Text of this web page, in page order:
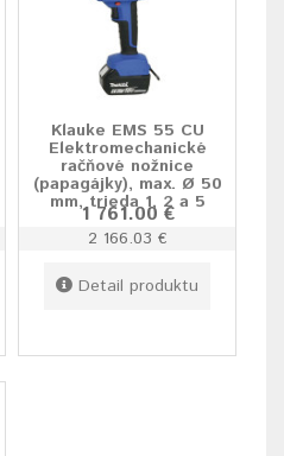
Klauke EMS 55 CU
Elektromechanické
račňové nožnice
(papagájky), max. Ø 50
mm, trieda 1, 2 a 5
1 761.00 €
2 166.03 €
Detail produktu